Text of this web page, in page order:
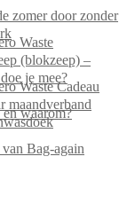
zomer door zonder
Waste
(blokzeep) –
je mee?
Waste Cadeau
maandverband
en waarom?
Bag-again